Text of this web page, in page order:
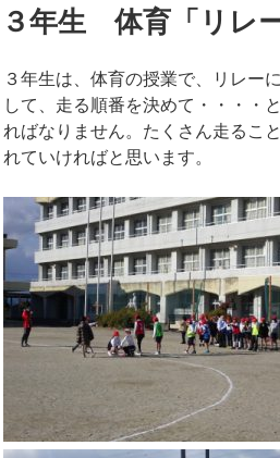
稿
日:
３年生 体育「リレ
３年生は、体育の授業で、リレー
して、走る順番を決めて・・・・
ればなりません。たくさん走るこ
れていければと思います。